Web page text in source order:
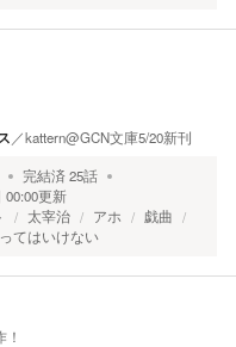
／kattern@GCN文庫5/20新刊
完結済25話
00:00更新
太宰治 アホ
戯曲
てはいけない